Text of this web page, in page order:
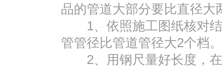
品的管道大部分要比直径大
1、依照施工图纸核对结
管管径比管道管径大2个档。
2、用钢尺量好长度，在